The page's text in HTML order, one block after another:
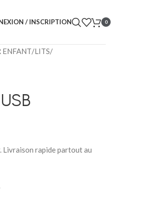
/ INSCRIPTION 0
ENFANT/LITS/
rapide partout au